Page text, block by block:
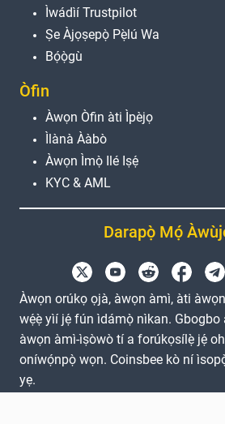
Ìwádìí Trustpilot
Ṣe Àjọṣepọ̀ Pẹ̀lú Wa
Bọ́ọ̀gù
Òfin
Àwọn Òfin àti Ìpèjọ
Ìlànà Ààbò
Àwọn Ìmọ̀ Ilé Iṣẹ́
KYC & AML
Darapọ̀ Mọ́
Àwọn orúkọ ọjà, àwọn àmì, àti
wẹ́ẹ̀ yìí jẹ́ fún ìdámọ̀ nìkan.
àwọn àmì-ìṣòwò tí a forúkọsílẹ̀ jẹ́
oníwọ́npọ̀ wọn. Coinsbee kò ní
yẹ.